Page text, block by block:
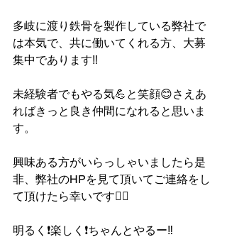
多岐に渡り鉄骨を製作している弊社で
は本気で、共に働いてくれる方、大募
集中であります‼️
未経験者でもやる気💪と笑顔😊さえあ
ればきっと良き仲間になれると思いま
す。
興味ある方がいらっしゃいましたら是
非、弊社のHPを見て頂いてご連絡をし
て頂けたら幸いです🙇‍♂️
明るく❗️楽しく❗️ちゃんとやるー‼️